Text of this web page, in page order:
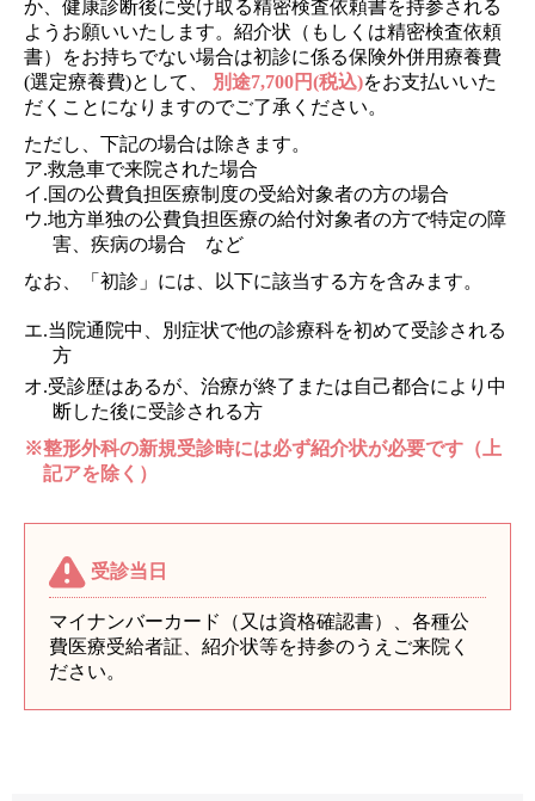
か、健康診断後に受け取る精密検査依頼書を持参される
ようお願いいたします。紹介状（もしくは精密検査依頼
書）をお持ちでない場合は初診に係る保険外併用療養費
(選定療養費)として、
別途7,700円(税込)をお支払いいた
だくことになりますのでご了承ください。
ただし、下記の場合は除きます。
ア.救急車で来院された場合
イ.国の公費負担医療制度の受給対象者の方の場合
ウ.地方単独の公費負担医療の給付対象者の方で特定の障
害、疾病の場合 など
なお、「初診」には、以下に該当する方を含みます。
エ.当院通院中、別症状で他の診療科を初めて受診される
方
オ.受診歴はあるが、治療が終了または自己都合により中
断した後に受診される方
※整形外科の新規受診時には必ず紹介状が必要です（上
記アを除く）
受診当日
マイナンバーカード（又は資格確認書）、各種公
費医療受給者証、紹介状等を持参のうえご来院く
ださい。